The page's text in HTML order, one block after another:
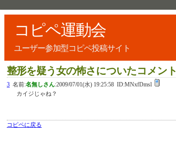
コピペ運動会
ユーザー参加型コピペ投稿サイト
整形を疑う女の怖さについたコメント
3 名前:名無しさん:2009/07/01(水) 19:25:58 ID:MNxfDmsl
カイジじゃね？
コピペに戻る